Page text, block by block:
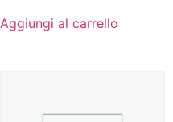
Aggiungi al carrello